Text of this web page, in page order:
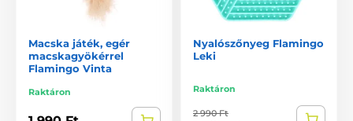
Macska játék, egér
macskagyökérrel
Flamingo Vinta
Raktáron
Nyalószőnyeg Flamingo
Leki
Raktáron
2 990 Ft